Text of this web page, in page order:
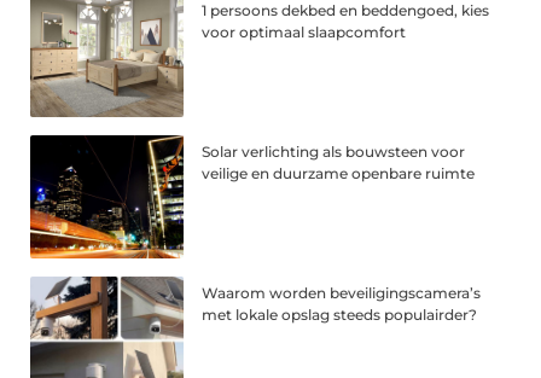
1 persoons dekbed en beddengoed, kies
voor optimaal slaapcomfort
Solar verlichting als bouwsteen voor
veilige en duurzame openbare ruimte
Waarom worden beveiligingscamera’s
met lokale opslag steeds populairder?